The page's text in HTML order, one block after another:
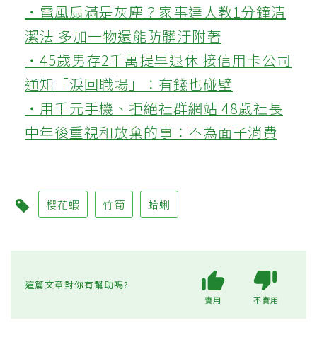
‧電風扇滿是灰塵？家事達人教1分鐘清
潔法 多加一物還能防髒汙附著
‧45歲男存2千萬提早退休 接信用卡公司
通知「淚回職場」：有錢也碰壁
‧用千元手機、拒絕社群網站 48歲社長
中年後重視和放棄的事：不為面子消費
櫻花蝦 竹筍 蛤蜊
這篇文章對你有幫助嗎?
實用 不實用